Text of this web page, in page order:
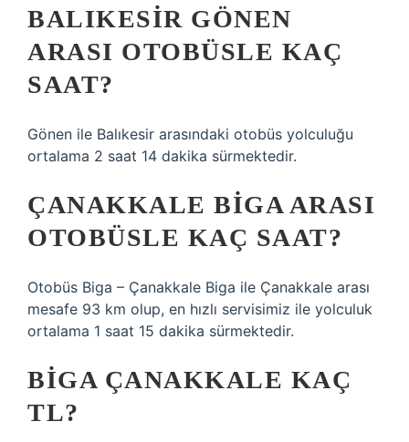
BALIKESIR GÖNEN
ARASI OTOBÜSLE KAÇ
SAAT?
Gönen ile Balıkesir arasındaki otobüs yolculuğu
ortalama 2 saat 14 dakika sürmektedir.
ÇANAKKALE BIGA ARASI
OTOBÜSLE KAÇ SAAT?
Otobüs Biga – Çanakkale Biga ile Çanakkale arası
mesafe 93 km olup, en hızlı servisimiz ile yolculuk
ortalama 1 saat 15 dakika sürmektedir.
BIGA ÇANAKKALE KAÇ
TL?